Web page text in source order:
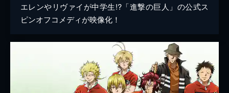
エレンやリヴァイが中学生!?「進撃の巨人」の公式ス
ピンオフコメディが映像化！